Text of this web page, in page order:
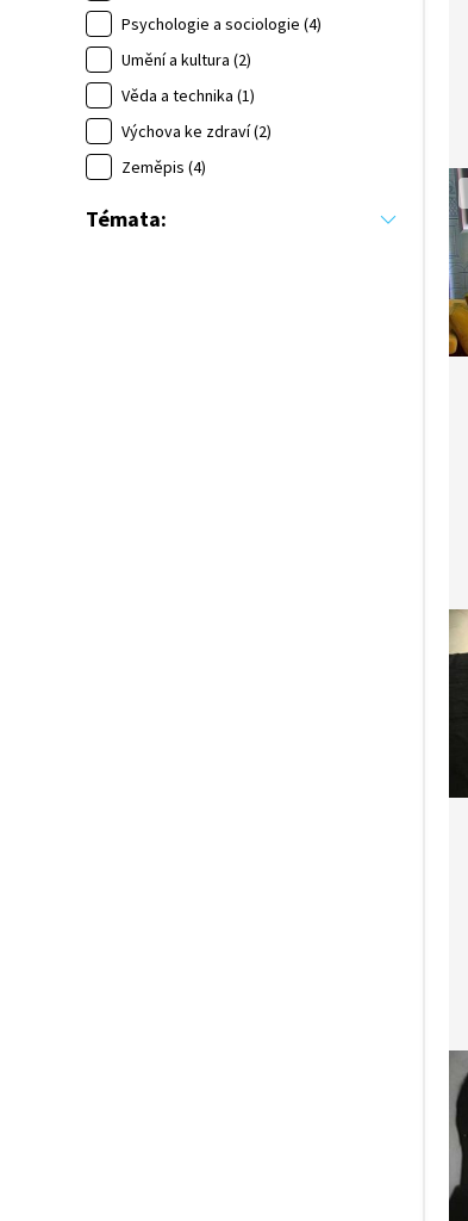
Psychologie a sociologie (4)
Umění a kultura (2)
Věda a technika (1)
Výchova ke zdraví (2)
Zeměpis (4)
Témata: